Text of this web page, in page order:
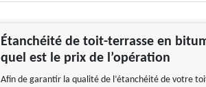
Étanchéité de toit-terrasse en
quel est le prix de l’opération
Afin de garantir la qualité de l’étanchéité de votre